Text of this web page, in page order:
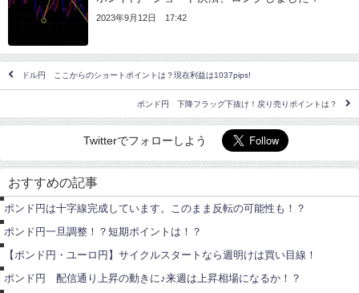
2023年9月12日 17:42
ドル円 ここからのショートポイントは？現在利益は1037pips!
ポンド円 下降フラッグ下抜け！戻り売りポイントは？
Twitterでフォローしよう
おすすめの記事
ポンド円は十字線完成しています。このまま反転の可能性も！？
ポンド円一旦調整！？短期ポイントは！？
【ポンド円・ユーロ円】サイクルスタートなら週明けは買い目線！
ポンド円 配信通り上昇の動きに♪来週は上昇相場になるか！？